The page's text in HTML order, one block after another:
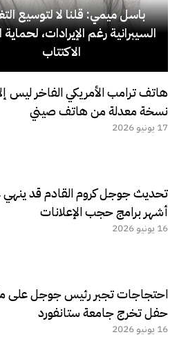
باسل ميمي: قلنا لا لتوسيع
السيبرانية رغم الإيرادات،
الاكتتاب
هاتف ترامب الأمريكي الفاخر ليس
نسخة معدلة من هاتف صيني
17 يونيو 2026
تحديث جوجل كروم القادم قد
أشهر برامج حجب الإعلانات
16 يونيو 2026
احتجاجات تجبر رئيس جوجل على
حفل تخرج جامعة ستانفورد
16 يونيو 2026